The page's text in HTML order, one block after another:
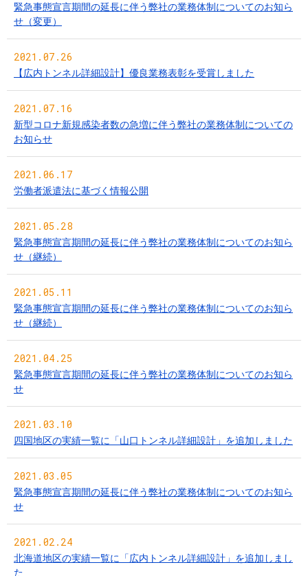
緊急事態宣言期間の延長に伴う弊社の業務体制についてのお知ら
せ（変更）
2021.07.26
【広内トンネル詳細設計】優良業務表彰を受賞しました
2021.07.16
新型コロナ新規感染者数の急増に伴う弊社の業務体制についての
お知らせ
2021.06.17
労働者派遣法に基づく情報公開
2021.05.28
緊急事態宣⾔期間の延⻑に伴う弊社の業務体制についてのお知ら
せ（継続）
2021.05.11
緊急事態宣言期間の延長に伴う弊社の業務体制についてのお知ら
せ（継続）
2021.04.25
緊急事態宣言期間の延長に伴う弊社の業務体制についてのお知ら
せ
2021.03.10
四国地区の実績一覧に「山口トンネル詳細設計」を追加しました
2021.03.05
緊急事態宣言期間の延長に伴う弊社の業務体制についてのお知ら
せ
2021.02.24
北海道地区の実績一覧に「広内トンネル詳細設計」を追加しまし
た